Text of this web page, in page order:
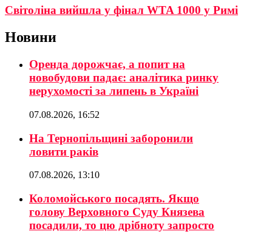
Світоліна вийшла у фінал WTA 1000 у Римі
Новини
Оренда дорожчає, а попит на
новобудови падає: аналітика ринку
нерухомості за липень в Україні
07.08.2026, 16:52
На Тернопільщині заборонили
ловити раків
07.08.2026, 13:10
Коломойського посадять. Якщо
голову Верховного Суду Князева
посадили, то цю дрібноту запросто